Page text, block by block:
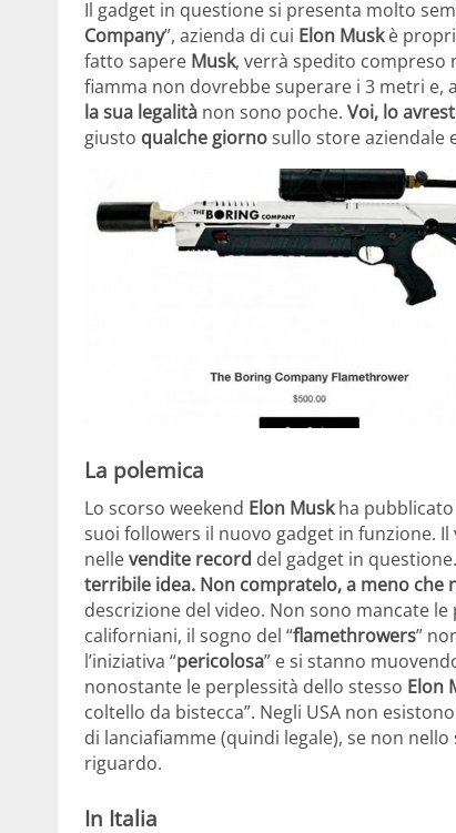
Il gadget in questione si presenta molto
Company”, azienda di cui Elon Muskè
fatto sapere Musk, verrà spedito compreso
fiamma non dovrebbe superare i 3 metri e,
la sua legalità non sono poche. Voi, lo
giusto qualche giornosullo store aziendale
La polemica
Lo scorso weekend Elon Muskha
suoi followers il nuovo gadget in funzione.
nellevendite record del gadget in
terribile idea. Non compratelo, a meno che
descrizione del video. Non sono mancate
californiani, il sogno del “flamethrowers”
l’iniziativa “pericolosa” e si stanno
nonostante le perplessità dello stesso Elon
coltello da bistecca”. Negli USA non
di lanciafiamme (quindi legale), se non nello
riguardo.
In Italia